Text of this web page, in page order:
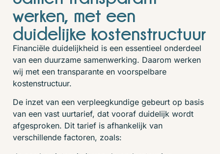
werken, met een
duidelijke kostenstructuur
Financiële duidelijkheid is een essentieel onderdeel
van een duurzame samenwerking. Daarom werken
wij met een transparante en voorspelbare
kostenstructuur.
De inzet van een verpleegkundige gebeurt op basis
van een vast uurtarief, dat vooraf duidelijk wordt
afgesproken. Dit tarief is afhankelijk van
verschillende factoren, zoals: